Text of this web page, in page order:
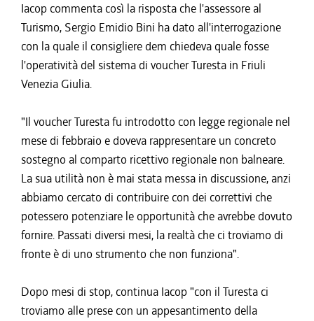
Iacop commenta così la risposta che l'assessore al
Turismo, Sergio Emidio Bini ha dato all'interrogazione
con la quale il consigliere dem chiedeva quale fosse
l'operatività del sistema di voucher Turesta in Friuli
Venezia Giulia.
"Il voucher Turesta fu introdotto con legge regionale nel
mese di febbraio e doveva rappresentare un concreto
sostegno al comparto ricettivo regionale non balneare.
La sua utilità non è mai stata messa in discussione, anzi
abbiamo cercato di contribuire con dei correttivi che
potessero potenziare le opportunità che avrebbe dovuto
fornire. Passati diversi mesi, la realtà che ci troviamo di
fronte è di uno strumento che non funziona".
Dopo mesi di stop, continua Iacop "con il Turesta ci
troviamo alle prese con un appesantimento della